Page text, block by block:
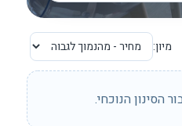
מיון:
הסינון הנוכחי.